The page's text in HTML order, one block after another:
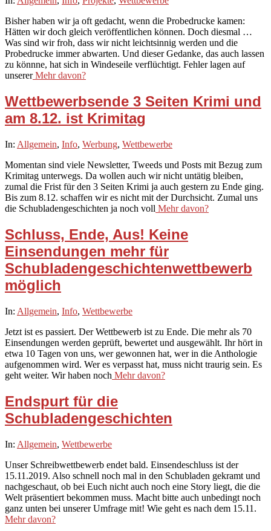
12
Bisher haben wir ja oft gedacht, wenn die Probedrucke kamen:
Hätten wir doch gleich veröffentlichen können. Doch diesmal …
Was sind wir froh, dass wir nicht leichtsinnig werden und die
Probedrucke immer abwarten. Und dieser Gedanke, das auch lassen
zu könnne, hat sich in Windeseile verflüchtigt. Fehler lagen auf
unsererMehr davon?
Wettbewerbsende 3 Seiten Krimi und
am 8.12. ist Krimitag
2019-
01
In: Allgemein, Info, Werbung, Wettbewerbe
Momentan sind viele Newsletter, Tweeds und Posts mit Bezug zum
Krimitag unterwegs. Da wollen auch wir nicht untätig bleiben,
zumal die Frist für den 3 Seiten Krimi ja auch gestern zu Ende ging.
Bis zum 8.12. schaffen wir es nicht mit der Durchsicht. Zumal uns
die Schubladengeschichten ja noch voll Mehr davon?
Schluss, Ende, Aus! Keine
Einsendungen mehr für
Schubladengeschichtenwettbewerb
möglich
2019-
15
In: Allgemein, Info, Wettbewerbe
Jetzt ist es passiert. Der Wettbewerb ist zu Ende. Die mehr als 70
Einsendungen werden geprüft, bewertet und ausgewählt. Ihr hört in
etwa 10 Tagen von uns, wer gewonnen hat, wer in die Anthologie
aufgenommen wird. Wer es verpasst hat, muss nicht traurig sein. Es
geht weiter. Wir haben noch Mehr davon?
Endspurt für die
Schubladengeschichten
2019-
30
In: Allgemein, Wettbewerbe
Unser Schreibwettbewerb endet bald. Einsendeschluss ist der
15.11.2019. Also schnell noch mal in den Schubladen gekramt und
nachgeschaut, ob bei Euch nicht auch noch eine Story liegt, die die
Welt präsentiert bekommen muss. Macht bitte auch unbedingt noch
ganz unten bei unserer Umfrage mit! Wie geht es nach dem 15.11.
Mehr davon?